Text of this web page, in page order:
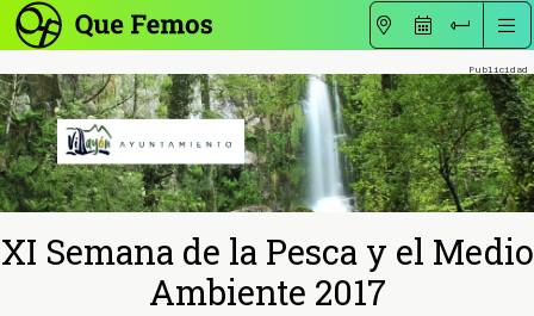
XI Semana de la Pesca y el Medio
Ambiente 2017